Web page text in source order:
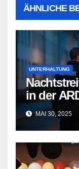
ÄHNLICHE
UNTERHALTUNG
in der
MAI 30, 2025